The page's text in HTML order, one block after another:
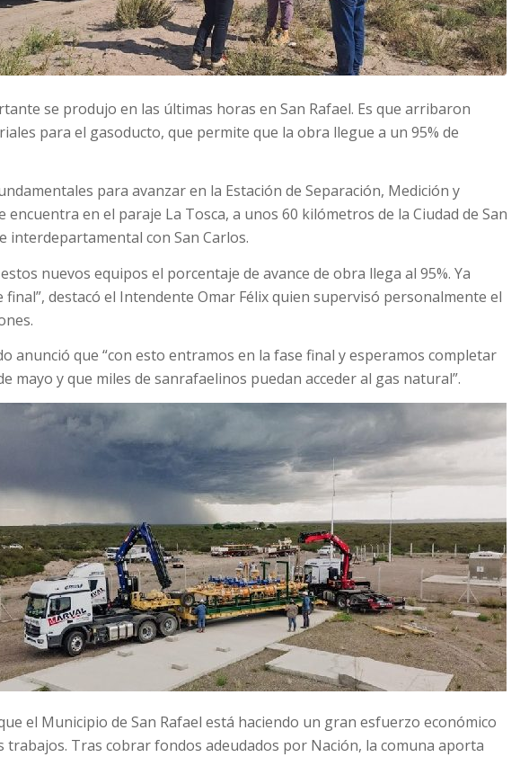
se produjo en las últimas horas en San Rafael. Es que arribaron
para el gasoducto, que permite que la obra llegue a un 95% de
para avanzar en la Estación de Separación, Medición y
encuentra en el paraje La Tosca, a unos 60 kilómetros de la Ciudad de San
interdepartamental con San Carlos.
nuevos equipos el porcentaje de avance de obra llega al 95%. Ya
final”, destacó el Intendente Omar Félix quien supervisó personalmente el
anunció que “con esto entramos en la fase final y esperamos completar
mayo y que miles de sanrafaelinos puedan acceder al gas natural”.
el Municipio de San Rafael está haciendo un gran esfuerzo económico
trabajos. Tras cobrar fondos adeudados por Nación, la comuna aporta